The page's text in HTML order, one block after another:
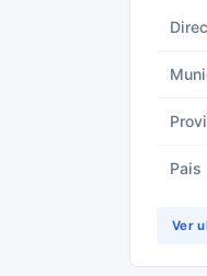
Pais
Ver